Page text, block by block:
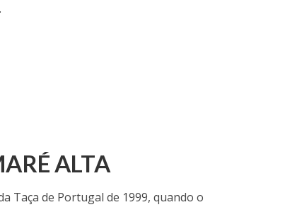
ALTA
Taça de Portugal de 1999, quando o